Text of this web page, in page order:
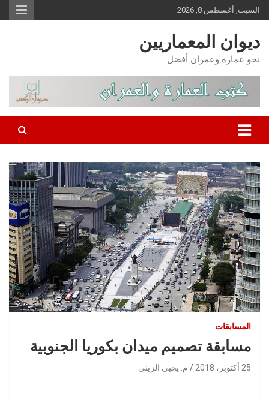
Skip
to
content
السبت, أغسطس 8, 2026
ديوان المعماريين
نحو عمارة وعمران أفضل
المسابقات
مسابقة تصميم ميدان بكوريا الجنوبية
25 أكتوبر، 2018 م. يحيى الزيني